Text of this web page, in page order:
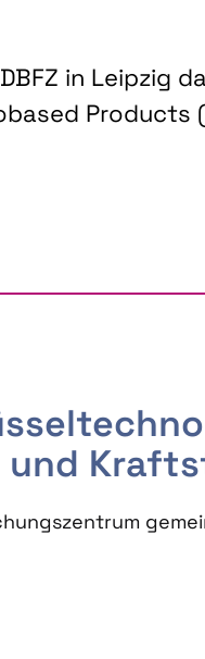
in Leipzig
Products
AND BIOBASED